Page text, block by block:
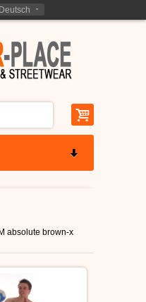
Deutsch
absolute brown-x